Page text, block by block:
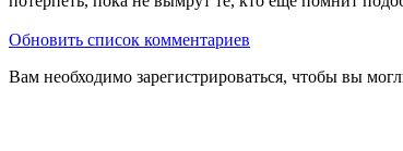
Обновить список комментариев
Вам необходимо зарегистрироваться, чтобы вы